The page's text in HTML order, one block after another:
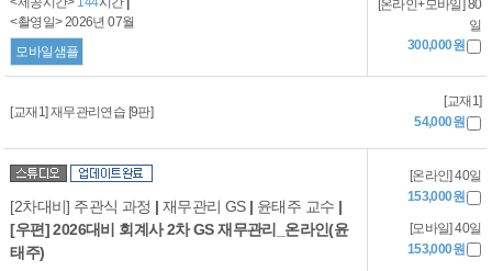
<촬영일> 2026년 07월
모바일샘플
[온라인+모바일] 80
일
300,000원
[교재1] 재무관리연습 [9판]
[교재1]
54,000원
[2차대비] 주관식 과정 | 재무관리 GS | 윤태주 교수 |
[우편] 2026대비 회계사 2차 GS 재무관리_온라인(윤
태주)
[온라인] 40일
153,000원
[모바일] 40일
153,000원